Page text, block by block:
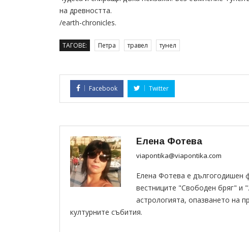
на древността.
/earth-chronicles.
ТАГОВЕ: Петра травел тунел
Facebook Twitter
Елена Фотева
viapontika@viapontika.com
Елена Фотева е дългогодишен
вестниците "Свободен бряг" и
астрологията, опазването на
културните събития.